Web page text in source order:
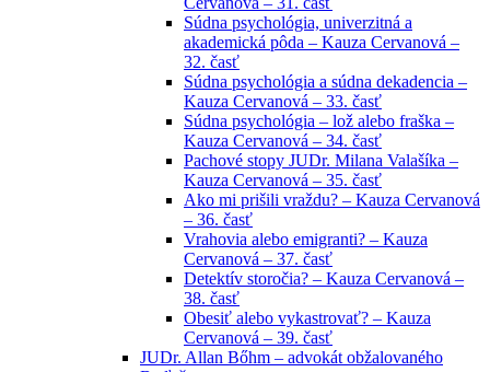
Súdna psychológia, univerzitná a
akademická pôda – Kauza Cervanová –
32. časť
Súdna psychológia a súdna dekadencia –
Kauza Cervanová – 33. časť
Súdna psychológia – lož alebo fraška –
Kauza Cervanová – 34. časť
Pachové stopy JUDr. Milana Valašíka –
Kauza Cervanová – 35. časť
Ako mi prišili vraždu? – Kauza Cervanová
– 36. časť
Vrahovia alebo emigranti? – Kauza
Cervanová – 37. časť
Detektív storočia? – Kauza Cervanová –
38. časť
Obesiť alebo vykastrovať? – Kauza
Cervanová – 39. časť
JUDr. Allan Bőhm – advokát obžalovaného